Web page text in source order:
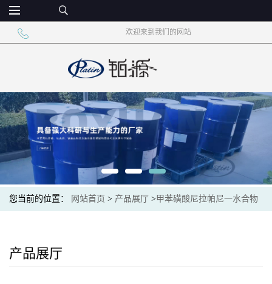
欢迎来到我们的网站
您当前的位置： 网站首页 > 产品展厅 >甲苯磺酸尼拉帕尼一水合物
产品展厅